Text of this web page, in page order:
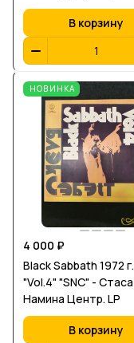
В корзину
НОВИНКА
4 000 ₽
Black Sabbath 1972 г.
"Vol.4" "SNC" - Стаса
Намина Центр. LP
В корзину